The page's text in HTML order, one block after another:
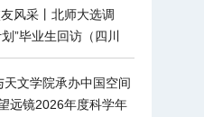
风采丨北师大选调
”毕业生回访（四川
天文学院承办中国空间
远镜2026年度科学年